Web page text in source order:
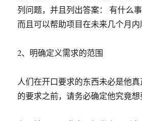
列问题，并且列出答案： 有什么
而且可以帮助项目在未来几个月内
2、明确定义需求的范围
人们在开口要求的东西未必是他
的要求之前，请务必确定他究竟想